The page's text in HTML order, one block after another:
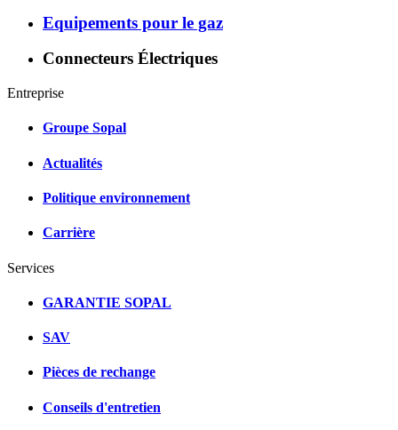
Equipements pour le gaz
Connecteurs Électriques
Entreprise
Groupe Sopal
Actualités
Politique environnement
Carrière
Services
GARANTIE SOPAL
SAV
Pièces de rechange
Conseils d'entretien